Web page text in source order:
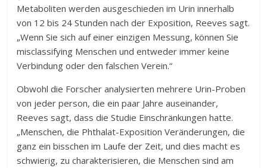
Metaboliten werden ausgeschieden im Urin innerhalb
von 12 bis 24 Stunden nach der Exposition, Reeves sagt.
„Wenn Sie sich auf einer einzigen Messung, können Sie
misclassifying Menschen und entweder immer keine
Verbindung oder den falschen Verein.“
Obwohl die Forscher analysierten mehrere Urin-Proben
von jeder person, die ein paar Jahre auseinander,
Reeves sagt, dass die Studie Einschränkungen hatte.
„Menschen, die Phthalat-Exposition Veränderungen, die
ganz ein bisschen im Laufe der Zeit, und dies macht es
schwierig, zu charakterisieren, die Menschen sind am